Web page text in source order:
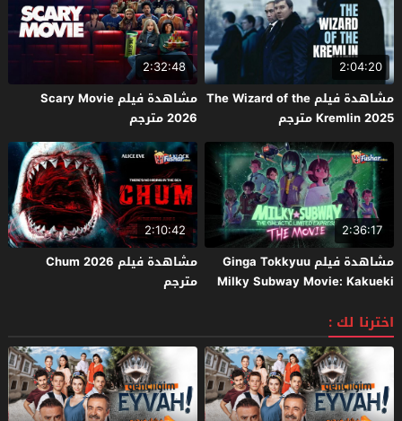
2:04:20
مشاهدة فيلم The Wizard of the
Kremlin 2025 مترجم
2:32:48
مشاهدة فيلم Scary Movie
2026 مترجم
2:36:17
مشاهدة فيلم Ginga Tokkyuu
Milky Subway Movie: Kakueki
2:10:42
مشاهدة فيلم Chum 2026
مترجم
اخترنا لك :